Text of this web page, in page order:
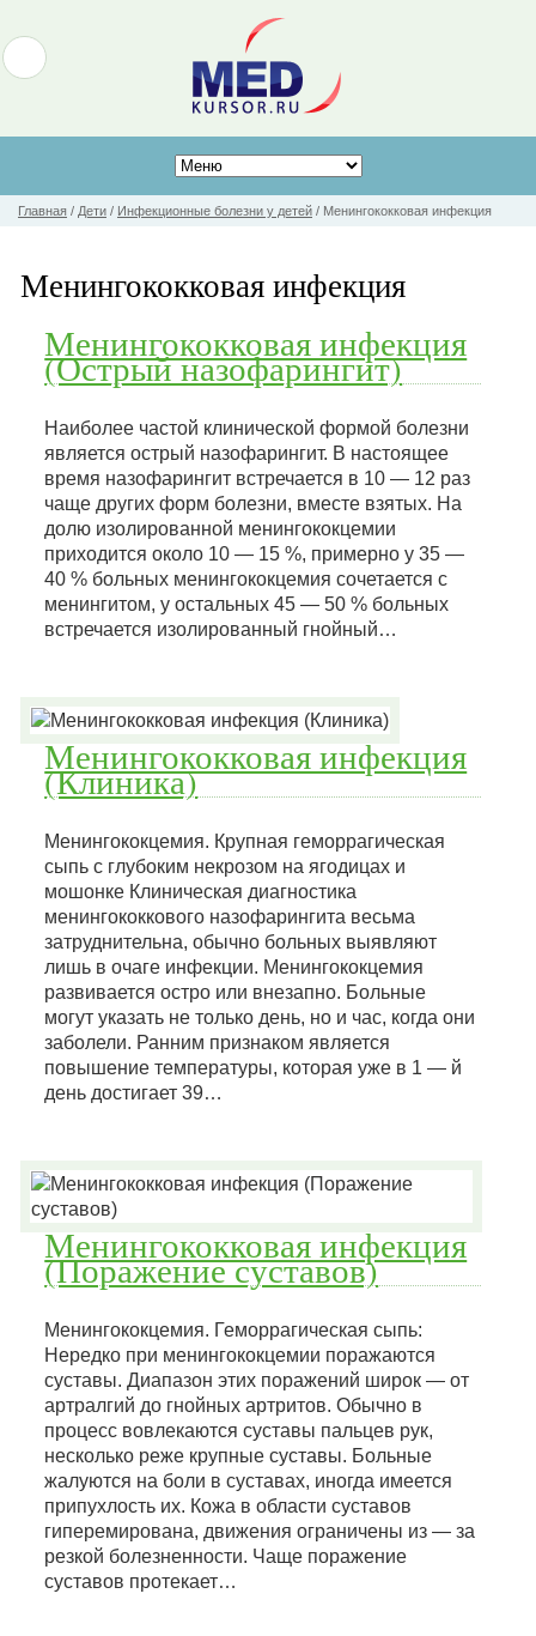
Главная / Дети / Инфекционные болезни у детей / Менингококковая инфекция
Менингококковая инфекция
Менингококковая инфекция
(Острый назофарингит)
Наиболее частой клинической формой болезни
является острый назофарингит. В настоящее
время назофарингит встречается в 10 — 12 раз
чаще других форм болезни, вместе взятых. На
долю изолированной менингококцемии
приходится около 10 — 15 %, примерно у 35 —
40 % больных менингококцемия сочетается с
менингитом, у остальных 45 — 50 % больных
встречается изолированный гнойный…
Менингококковая инфекция
(Клиника)
Менингококцемия. Крупная геморрагическая
сыпь с глубоким некрозом на ягодицах и
мошонке Клиническая диагностика
менингококкового назофарингита весьма
затруднительна, обычно больных выявляют
лишь в очаге инфекции. Менингококцемия
развивается остро или внезапно. Больные
могут указать не только день, но и час, когда они
заболели. Ранним признаком является
повышение температуры, которая уже в 1 — й
день достигает 39…
Менингококковая инфекция
(Поражение суставов)
Менингококцемия. Геморрагическая сыпь:
Нередко при менингококцемии поражаются
суставы. Диапазон этих поражений широк — от
артралгий до гнойных артритов. Обычно в
процесс вовлекаются суставы пальцев рук,
несколько реже крупные суставы. Больные
жалуются на боли в суставах, иногда имеется
припухлость их. Кожа в области суставов
гиперемирована, движения ограничены из — за
резкой болезненности. Чаще поражение
суставов протекает…